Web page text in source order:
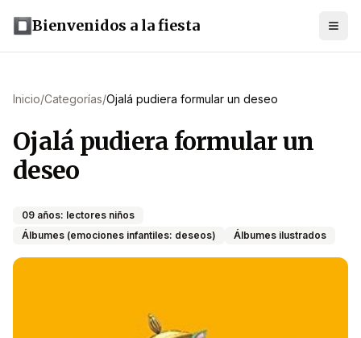
Bienvenidos a la fiesta
Inicio/Categorías/Ojalá pudiera formular un deseo
Ojalá pudiera formular un
deseo
09 años: lectores niños
Álbumes (emociones infantiles: deseos)
Álbumes ilustrados